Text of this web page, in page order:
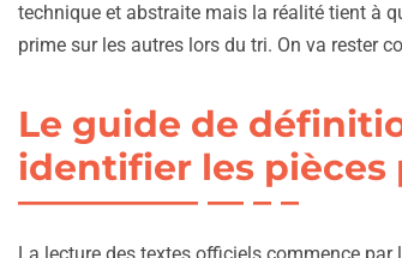
technique et abstraite mais la réalité tient à
prime sur les autres lors du tri. On va rester
Le guide de
identifier les pièces